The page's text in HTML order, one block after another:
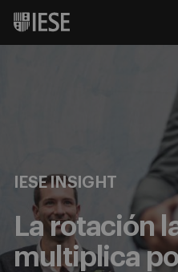
IESE INSIGHT
La rotación
multiplica